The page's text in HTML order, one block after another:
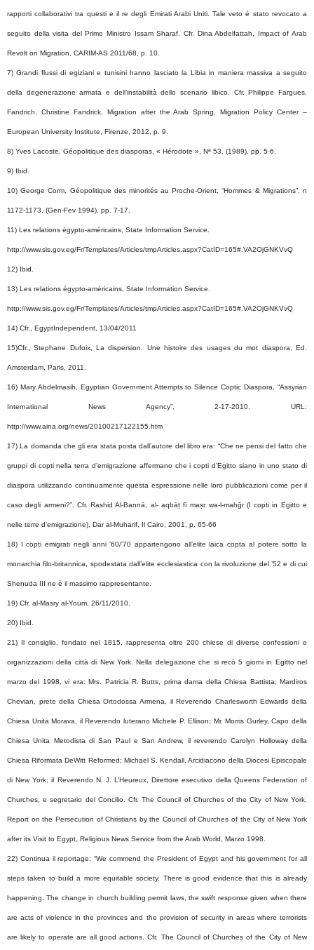
rapporti collaborativi tra questi e il re degli Emirati Arabi Uniti. Tale veto è stato revocato a
seguito della visita del Primo Ministro Issam Sharaf. Cfr. Dina Abdelfattah, Impact of Arab
Revolt on Migration, CARIM-AS 2011/68, p. 10.
7) Grandi flussi di egiziani e tunisini hanno lasciato la Libia in maniera massiva a seguito
della degenerazione armata e dell’instabilità dello scenario libico. Cfr. Philippe Fargues,
Fandrich, Christine Fandrick, Migration after the Arab Spring, Migration Policy Center –
European University Institute, Firenze, 2012, p. 9.
8) Yves Lacoste, Géopolitique des diasporas, « Hérodote », Nª 53, (1989), pp. 5-6.
9) Ibid.
10) George Corm, Géopolitique des minorités au Proche-Orient, “Hommes & Migrations”, n
1172-1173, (Gen-Fev 1994), pp. 7-17.
11) Les relations égypto-américains, State Information Service.
http://www.sis.gov.eg/Fr/Templates/Articles/tmpArticles.aspx?CatID=165#.VA2OjGNKVvQ
12) Ibid.
13) Les relations égypto-américains, State Information Service.
http://www.sis.gov.eg/Fr/Templates/Articles/tmpArticles.aspx?CatID=165#.VA2OjGNKVvQ
14) Cfr., EgyptIndependent, 13/04/2011
15)Cfr., Stephane Dufoix, La dispersion. Une histoire des usages du mot diaspora, Ed.
Amsterdam, Paris, 2011.
16) Mary Abdelmasih, Egyptian Government Attempts to Silence Coptic Diaspora, “Assyrian
International News Agency”, 2-17-2010. URL:
http://www.aina.org/news/20100217122155.htm
17) La domanda che gli era stata posta dall’autore del libro era: “Che ne pensi del fatto che
gruppi di copti nella terra d’emigrazione affermano che i copti d’Egitto siano in uno stato di
diaspora utilizzando continuamente questa espressione nelle loro pubblicazioni come per il
caso degli armeni?”. Cfr. Rashid Al-Bannā, al- aqbāṭ fī maṣr wa-l-mahğr (I copti in Egitto e
nelle terre d’emigrazione), Dar al-Muharif, Il Cairo, 2001, p. 65-66
18) I copti emigrati negli anni ’60/’70 appartengono all’elite laica copta al potere sotto la
monarchia filo-britannica, spodestata dall’elite ecclesiastica con la rivoluzione del ’52 e di cui
Shenuda III ne è il massimo rappresentante.
19) Cfr. al-Masry al-Youm, 26/11/2010.
20) Ibid.
21) Il consiglio, fondato nel 1815, rappresenta oltre 200 chiese di diverse confessioni e
organizzazioni della città di New York. Nella delegazione che si recò 5 giorni in Egitto nel
marzo del 1998, vi era: Mrs. Patricia R. Butts, prima dama della Chiesa Battista; Mardiros
Chevian, prete della Chiesa Ortodossa Armena, il Reverendo Charlesworth Edwards della
Chiesa Unita Morava, il Reverendo luterano Michele P. Ellison; Mr. Morris Gurley, Capo della
Chiesa Unita Metodista di San Paul e San Andrew, il reverendo Carolyn Holloway della
Chiesa Riformata DeWitt Reformed; Michael S. Kendall, Arcidiacono della Diocesi Episcopale
di New York; il Reverendo N. J. L’Heureux, Direttore esecutivo della Queens Federation of
Churches, e segretario del Concilio. Cfr. The Council of Churches of the City of New York,
Report on the Persecution of Christians by the Council of Churches of the City of New York
after its Visit to Egypt, Religious News Service from the Arab World, Marzo 1998.
22) Continua il reportage: “We commend the President of Egypt and his government for all
steps taken to build a more equitable society. There is good evidence that this is already
happening. The change in church building permit laws, the swift response given when there
are acts of violence in the provinces and the provision of security in areas where terrorists
are likely to operate are all good actions. Cfr. The Council of Churches of the City of New